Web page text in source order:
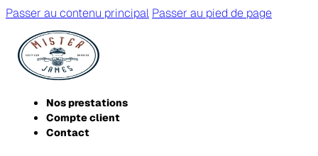
Passer au contenu principal Passer au pied de page
Nos prestations
Compte client
Contact